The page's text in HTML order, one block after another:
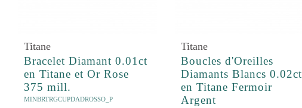
Titane
Bracelet Diamant 0.01ct
en Titane et Or Rose
375 mill.
MINBRTRGCUPDADROSSO_P
Titane
Boucles d'Oreilles
Diamants Blancs 0.02ct
en Titane Fermoir
Argent